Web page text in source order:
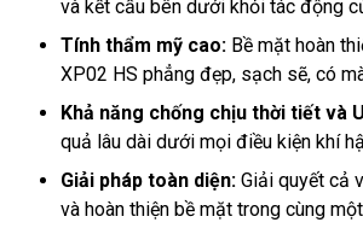
và kết cấu bên dưới khỏi tác động
Tính thẩm mỹ cao: Bề mặt hoàn
XP02 HS phẳng đẹp, sạch sẽ, có
Khả năng chống chịu thời tiết và
quả lâu dài dưới mọi điều kiện khí
Giải pháp toàn diện: Giải quyết cả
và hoàn thiện bề mặt trong cùng